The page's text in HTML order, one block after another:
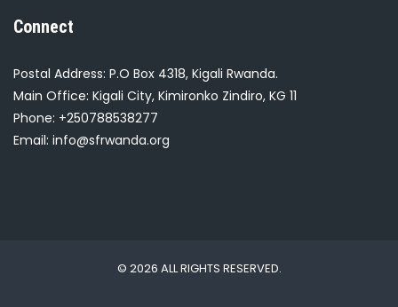
Connect
Postal Address: P.O Box 4318, Kigali Rwanda.
Main Office: Kigali City, Kimironko Zindiro, KG 11
Phone: +250788538277
Email: info@sfrwanda.org
© 2026 ALL RIGHTS RESERVED.